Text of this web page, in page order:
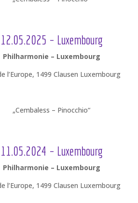
12.05.2025 – Luxembourg
Philharmonie – Luxembourg
l’Europe, 1499 Clausen Luxembourg
„Cembaless – Pinocchio“
11.05.2024 – Luxembourg
Philharmonie – Luxembourg
l’Europe, 1499 Clausen Luxembourg